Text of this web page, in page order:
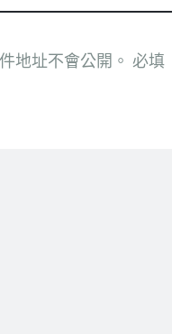
地址不會公開。 必填